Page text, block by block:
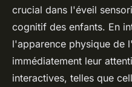
crucial dans l'éveil
cognitif des enfants. En
l'apparence physique de
immédiatement leur
interactives, telles que